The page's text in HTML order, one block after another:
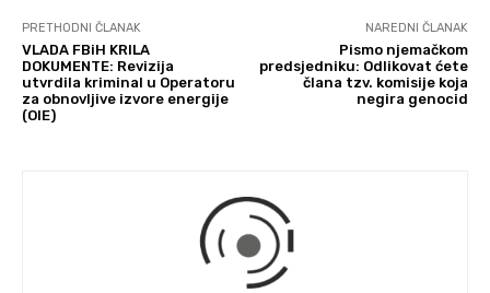
PRETHODNI ČLANAK
VLADA FBiH KRILA
DOKUMENTE: Revizija
utvrdila kriminal u Operatoru
za obnovljive izvore energije
(OIE)
NAREDNI ČLANAK
Pismo njemačkom
predsjedniku: Odlikovat ćete
člana tzv. komisije koja
negira genocid